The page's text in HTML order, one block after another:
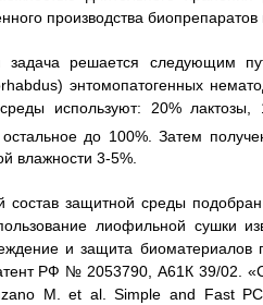
производства
задача решается следующим
энтомопатогенных
используют: 20%
до 100%. Затем
влажности 3-5%.
состав защитной среды
лиофильной сушки
и защита биоматериалов
РФ № 2053790, А61К 39/02.
M. et al. Simple and Fast